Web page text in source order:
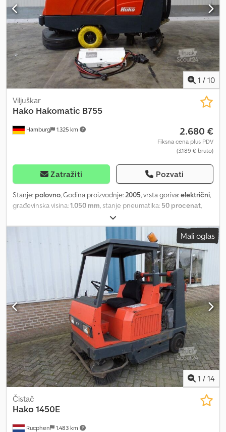
pozadi Kabina sa dobrim pregledom Kontrolni monitor / displej
Dizel motor Izvedba sa brzinom do 40 km/h Priprema za zimske
usluge Rotirajuća svetlosna signalizacija
1 / 10
Hamburg 1.325 km
Viljuškar
Hako Hakomatic B755
2.680 €
Fiksna cena plus PDV
(3.189 € bruto)
Zatražiti Pozvati
Stanje: polovno, Godina proizvodnje:2005, vrsta goriva:električni,
građevinska visina:1.050 mm, stanje pneumatika: 50 procenat,
, prazna masa vozila:
ukupna dužina:1.530 mm, boja:ostalo, Opis posebne opreme:
Radna širina: 750 mm. Dsdpfjzmax Rox Aamskr
Mali oglas
1 / 14
Rucphen 1.483 km
Čistač
Hako1450E